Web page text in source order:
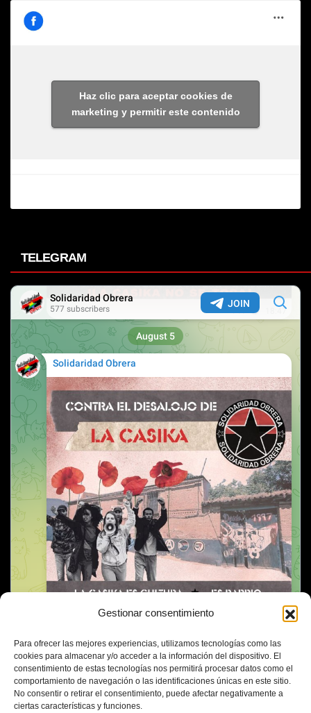
Gestionar consentimiento
Para ofrecer las mejores experiencias, utilizamos tecnologías como las
cookies para almacenar y/o acceder a la información del dispositivo. El
consentimiento de estas tecnologías nos permitirá procesar datos como el
comportamiento de navegación o las identificaciones únicas en este sitio.
No consentir o retirar el consentimiento, puede afectar negativamente a
ciertas características y funciones.
Haz clic para aceptar cookies de
marketing y permitir este contenido
TELEGRAM